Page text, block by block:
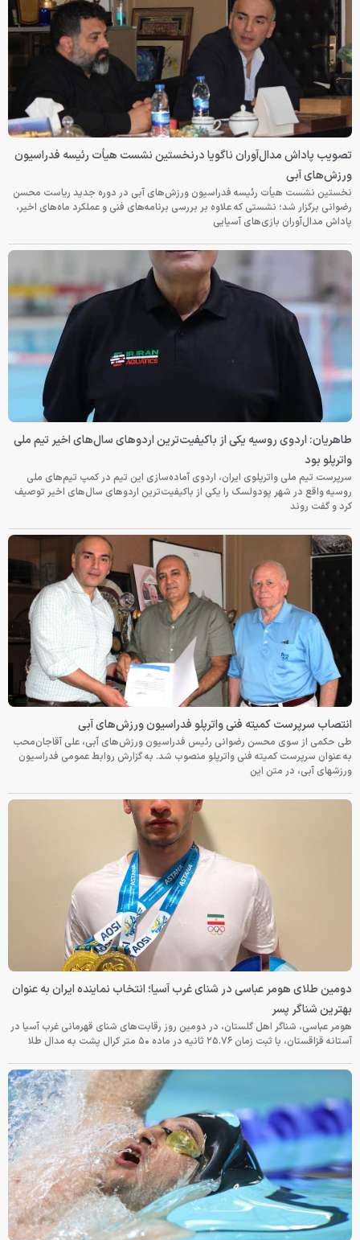
تصویب پاداش مدال‌آوران ناگویا درنخستین نشست هیأت رئیسه فدراسیون
ورزش‌های آبی
نخستین نشست هیأت رئیسه فدراسیون ورزش‌های آبی در دوره جدید ریاست محسن
رضوانی برگزار شد؛ نشستی که علاوه بر بررسی برنامه‌های فنی و عملکرد ماه‌های اخیر،
پاداش مدال‌آوران بازی‌های آسیایی
طاهریان: اردوی روسیه یکی از باکیفیت‌ترین اردوهای سال‌های اخیر تیم ملی
واترپلو بود
سرپرست تیم ملی واترپلوی ایران، اردوی آماده‌سازی این تیم در کمپ تیم‌های ملی
روسیه واقع در شهر پودولسک را یکی از باکیفیت‌ترین اردوهای سال‌های اخیر توصیف
کرد و گفت روند
انتصاب سرپرست کمیته فنی واترپلو فدراسیون ورزش‌های آبی
طی حکمی از سوی محسن رضوانی رئیس فدراسیون ورزش‌های آبی، علی آقاجان‌محب
به عنوان سرپرست کمیته فنی واترپلو منصوب شد. به گزارش روابط عمومی فدراسیون
ورزشهای آبی، در متن این
دومین طلای هومر عباسی در شنای غرب آسیا؛ انتخاب نماینده ایران به عنوان
بهترین شناگر پسر
هومر عباسی، شناگر اهل گلستان، در دومین روز رقابت‌های شنای قهرمانی غرب آسیا در
آستانه قزاقستان، با ثبت زمان ۲۵.۷۶ ثانیه در ماده ۵۰ متر کرال پشت به مدال طلا